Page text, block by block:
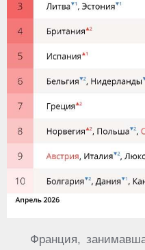
Франция,